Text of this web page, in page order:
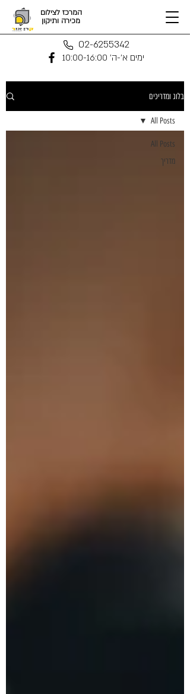
המרכז לצילום
מכירה ותיקון
02-6255342
ימים א'-ה' 10:00-16:00
בלוג ומדריכים
All Posts
מדריך
All Posts